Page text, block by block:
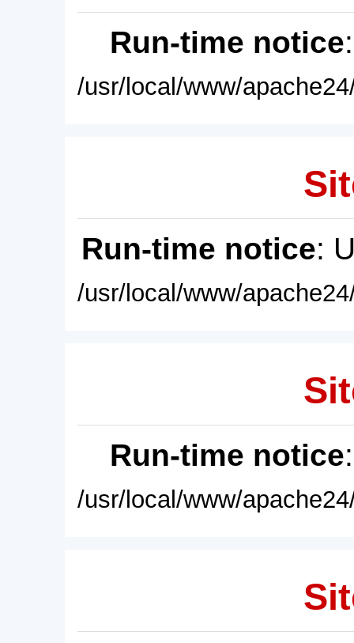
Run-time notice
/usr/local/www/
Run-time notice:
/usr/local/www/
Run-time notice
/usr/local/www/